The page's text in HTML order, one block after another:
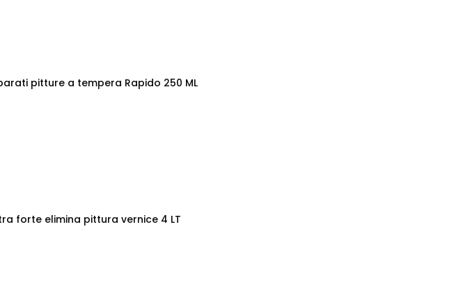
pitture a tempera Rapido 250 ML
forte elimina pittura vernice 4 LT